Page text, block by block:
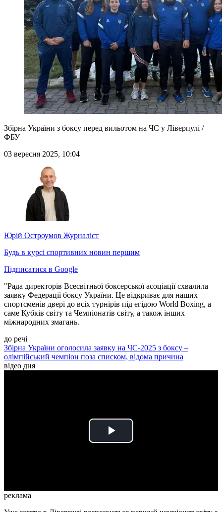
Збірна України з боксу перед вильотом на ЧС у Ліверпулі /
ФБУ
03 вересня 2025, 10:04
Юрій Остроумов Журналіст
Будь в курсі спортивних новин першим
Підписатися в Google
"Рада директорів Всесвітньої боксерської асоціації схвалила
заявку Федерації боксу України. Це відкриває для наших
спортсменів двері до всіх турнірів під егідою World Boxing, а
саме Кубків світу та Чемпіонатів світу, а також інших
міжнародних змагань.
до речі
Збірна України оголосила заявку на ЧС-2025 з боксу –
олімпійський чемпіон поза списком, відома причина
відео дня
Play
реклама